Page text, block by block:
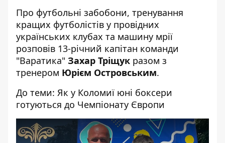
Про футбольні забобони, тренування
кращих футболістів у провідних
українських клубах та машину мрії
розповів 13-річний капітан команди
"Варатика" Захар Тріщук разом з
тренером Юрієм Островським.
До теми: Як у Коломиї юні боксери
готуються до Чемпіонату Європи